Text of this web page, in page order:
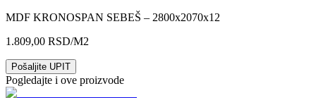
MDF KRONOSPAN SEBEŠ – 2800x2070x12
1.809,00 RSD/M2
Pošaljite UPIT
Pogledajte i ove proizvode